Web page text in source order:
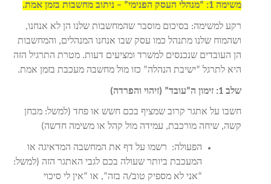
משימה 1: “מנהלי העסק הפנימי” – ניתוב מחשבות בזמן אמת.
רקע למשימה: בסיכום מוסבר שהמחשבות שלנו הן לא אנחנו,
ושהמוח שלנו מתנהל כמו עסק שבו אנחנו המנהלים, והמחשבות
הן העובדים שנכנסים למשרד ומציעים דעות. מטרת התרגיל הזה
היא לתרגל “ישיבת הנהלה” כזו מול מחשבה מעכבת בזמן אמת.
שלב 1: זימון ה”עובד” (זיהוי והפרדה)
חשבו על אתגר קרוב שמציף בכם חשש או פחד (למשל: מבחן
קשה, שיחה מורכבת, עמידה מול קהל או משימה חדשה)
הפעולה: רשמו על דף את המחשבה המדאיגה או
המעכבת ביותר שעולה בכם לגבי האתגר הזה (למשל:
“אני לא מספיק טוב/ה בזה”, או “אין לי סיכוי